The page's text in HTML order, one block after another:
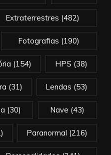
Extraterrestres (482)
Fotografias (190)
(154) HPS (38)
(31) Lendas (53)
(30) Nave (43)
Paranormal (216)